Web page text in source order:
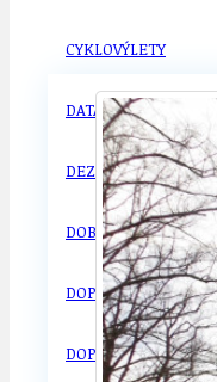
CYKLOVÝLETY
DATA A VÝROČÍ
DEZINFORMACE
DOBRÉ ZPRÁVY
DOPORUČUJEME
DOPRAVA